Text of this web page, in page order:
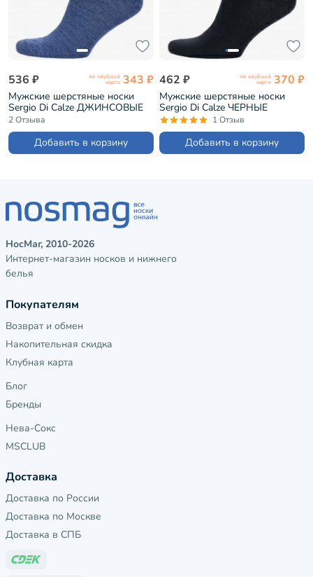
536 ₽ по клубной
карте 343 ₽
Мужские шерстяные носки
Sergio Di Calze ДЖИНСОВЫЕ
(21SC2)
2 Отзыва
Добавить в корзину
462 ₽ по клубной
карте 370 ₽
Мужские шерстяные носки
Sergio Di Calze ЧЕРНЫЕ
(15SC10)
1 Отзыв
Добавить в корзину
НосМаг, 2010-2026
Интернет-магазин носков и нижнего
белья
Покупателям
Возврат и обмен
Накопительная скидка
Клубная карта
Блог
Бренды
Нева-Сокс
MSCLUB
Доставка
Доставка по России
Доставка по Москве
Доставка в СПБ